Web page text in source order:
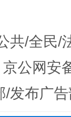
共/全民/
公网安
发布广